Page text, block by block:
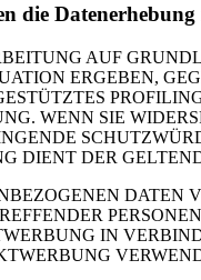
die
AUF
ERGEBEN,
WENN SIE
DIENT DER
DATEN
IN